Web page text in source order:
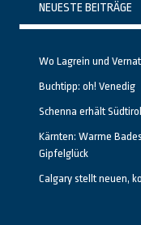
NEUESTE BEITRÄGE
Wo Lagrein und
Buchtipp: oh! Venedig
Schenna erhält
Kärnten: Warme
Gipfelglück
Calgary stellt neuen,